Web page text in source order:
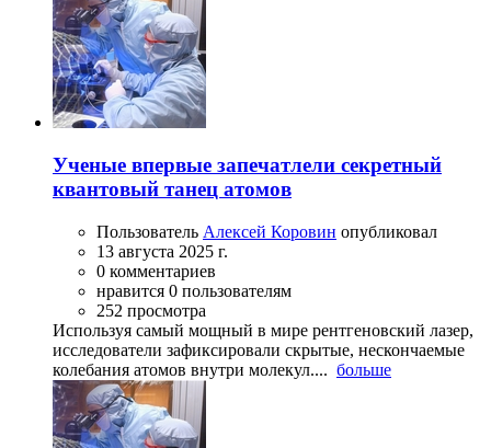
Ученые впервые запечатлели секретный
квантовый танец атомов
Пользователь Алексей Коровин опубликовал
13 августа 2025 г.
0 комментариев
нравится 0 пользователям
252 просмотра
Используя самый мощный в мире рентгеновский лазер,
исследователи зафиксировали скрытые, нескончаемые
колебания атомов внутри молекул.... больше